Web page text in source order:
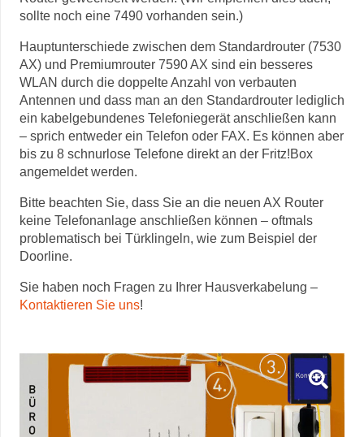
sollte noch eine 7490 vorhanden sein.)
Hauptunterschiede zwischen dem Standardrouter (7530
AX) und Premiumrouter 7590 AX sind ein besseres
WLAN durch die doppelte Anzahl von verbauten
Antennen und dass man an den Standardrouter lediglich
ein kabelgebundenes Telefoniegerät anschließen kann
– sprich entweder ein Telefon oder FAX. Es können aber
bis zu 8 schnurlose Telefone direkt an der Fritz!Box
angemeldet werden.
Bitte beachten Sie, dass Sie an die neuen AX Router
keine Telefonanlage anschließen können – oftmals
problematisch bei Türklingeln, wie zum Beispiel der
Doorline.
Sie haben noch Fragen zu Ihrer Hausverkabelung –
Kontaktieren Sie uns!